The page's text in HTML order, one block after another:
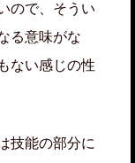
ので、そうい
る意味がな
ない感じの性
技能の部分に